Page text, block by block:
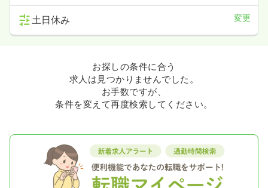
土日休み 変更
お探しの条件に合う
求人は見つかりませんでした。
お手数ですが、
条件を変えて再度検索してください。